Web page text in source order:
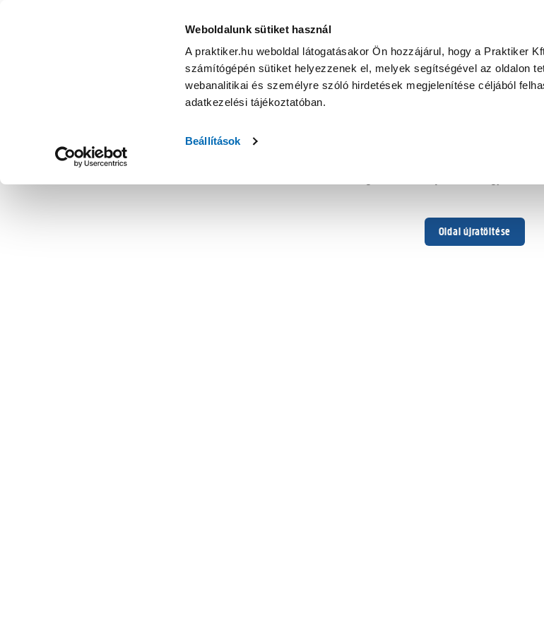
Weboldalunk sütiket használ
A praktiker.hu weboldal látogatásakor Ön hozzájárul, hogy a Praktiker
számítógépén sütiket helyezzenek el, melyek segítségével az oldalon
webanalitikai és személyre szóló hirdetések megjelenítése céljából
adatkezelési tájékoztatóban.
Beállítások
Oldal újratöltése